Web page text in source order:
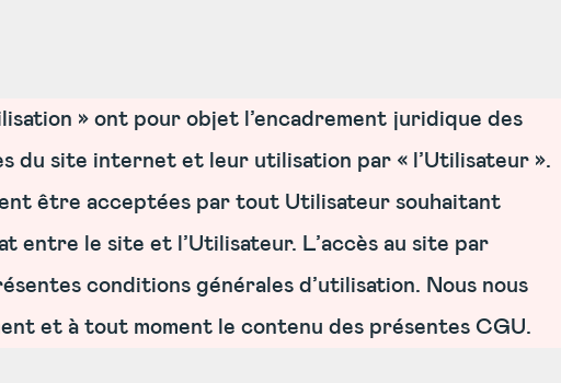
» ont pour objet l’encadrement juridique des
du site internet et leur utilisation par « l’Utilisateur ».
être acceptées par tout Utilisateur souhaitant
entre le site et l’Utilisateur. L’accès au site par
conditions générales d’utilisation. Nous nous
et à tout moment le contenu des présentes CGU.